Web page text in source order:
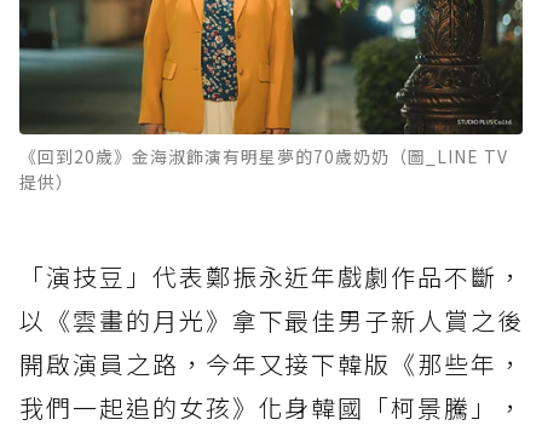
《回到20歲》金海淑飾演有明星夢的70歲奶奶（圖_LINE TV
提供）
「演技豆」代表鄭振永近年戲劇作品不斷，
以《雲畫的月光》拿下最佳男子新人賞之後
開啟演員之路，今年又接下韓版《那些年，
我們一起追的女孩》化身韓國「柯景騰」，